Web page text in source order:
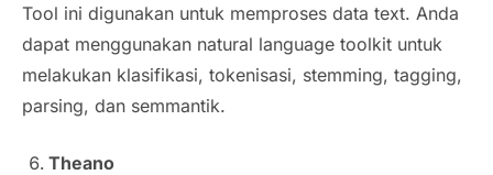
Tool ini digunakan untuk memproses data text. Anda
dapat menggunakan natural language toolkit untuk
melakukan klasifikasi, tokenisasi, stemming, tagging,
parsing, dan semmantik.
Theano